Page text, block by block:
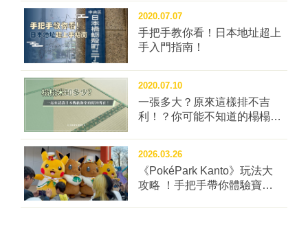
市場每人2千日圓餐券的優惠方案，就能吃好吃滿！ ▲
三角市場是小樽當地知名早市，約200公尺的狹長型市
場內可是美食雲集！ 圖：c******************mさん／
提供 ▋公共空間齊全、自助式Check in / out
「ALPHABED INN 小樽站前」採用無人自助式Check
in與Check out，住客只要點擊平板輸入預約號碼就能輕
鬆辦理手續。規劃有開放式廚房、交誼廳、洗衣間與停
車場等，冬季期間更能擺放滑雪用具呢！ ▲三角市場吃
不夠？那就買新鮮海味回來繼續加菜吧！ 圖：
ALPHABED INN 小樽駅前／提供 ▲冬季期間館內也有
規劃專用空間供住客寄放滑雪用具。 圖：ALPHABED
INN 小樽駅前／提供 ◎ALPHABED INN 小樽站前
(ALPHABED INN 小樽駅前) 交通：JR小樽站徒步2分
2020.07.07
手把手教你看！日本地址超上
手入門指南！
2020.07.10
一張多大？原來這樣排不吉
利！？你可能不知道的榻榻米
2026.03.26
《PokéPark Kanto》玩法大
攻略 ！手把手帶你體驗寶可